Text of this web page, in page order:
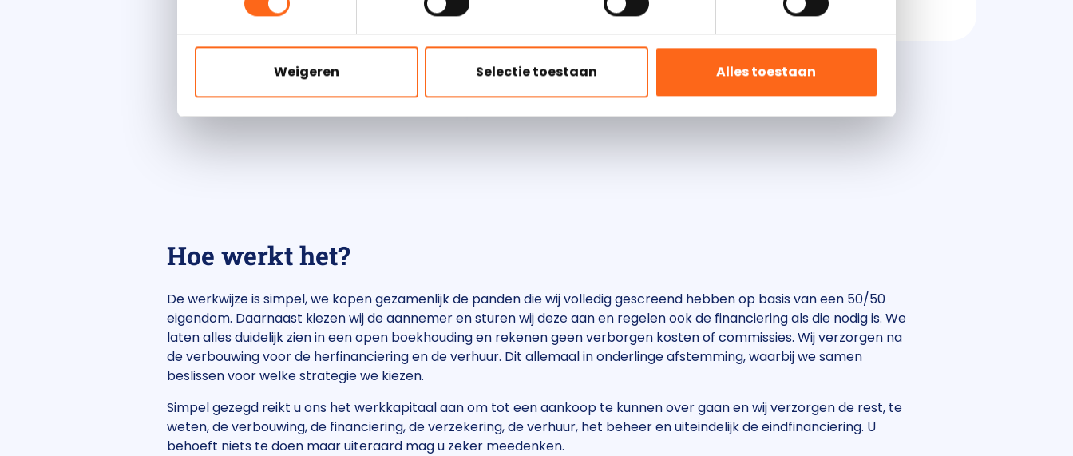
Weigeren Selectie toestaan Alles toestaan
Hoe werkt het?
De werkwijze is simpel, we kopen gezamenlijk de panden die wij volledig gescreend hebben op basis van een 50/50
eigendom. Daarnaast kiezen wij de aannemer en sturen wij deze aan en regelen ook de financiering als die nodig is. We
laten alles duidelijk zien in een open boekhouding en rekenen geen verborgen kosten of commissies. Wij verzorgen na
de verbouwing voor de herfinanciering en de verhuur. Dit allemaal in onderlinge afstemming, waarbij we samen
beslissen voor welke strategie we kiezen.
Simpel gezegd reikt u ons het werkkapitaal aan om tot een aankoop te kunnen over gaan en wij verzorgen de rest, te
weten, de verbouwing, de financiering, de verzekering, de verhuur, het beheer en uiteindelijk de eindfinanciering. U
behoeft niets te doen maar uiteraard mag u zeker meedenken.